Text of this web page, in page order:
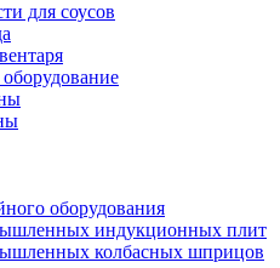
для соусов
оборудования
индукционных плит
колбасных шприцов